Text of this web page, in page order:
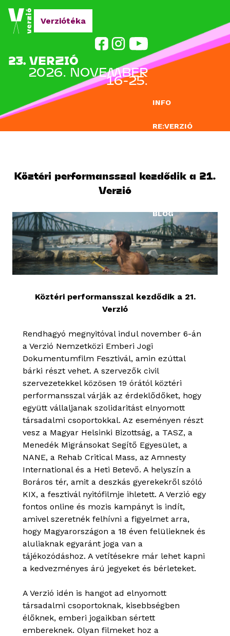
Jump to navigation
INFO
RE:VERZIÓ
DOCLAB
BLOG
23. VERZIÓ
2026. NOVEMBER
16-25.
Verziótéka
Köztéri performansszal kezdődik a 21.
Verzió
Köztéri performansszal kezdődik a 21.
Verzió
Rendhagyó megnyitóval indul november 6-án
a Verzió Nemzetközi Emberi Jogi
Dokumentumfilm Fesztivál, amin ezúttal
bárki részt vehet. A szervezők civil
szervezetekkel közösen 19 órától köztéri
performansszal várják az érdeklődőket, hogy
együtt vállaljanak szolidaritást elnyomott
társadalmi csoportokkal. Az eseményen részt
vesz a Magyar Helsinki Bizottság, a TASZ, a
Menedék Migránsokat Segítő Egyesület, a
NANE, a Rehab Critical Mass, az Amnesty
International és a Heti Betevő. A helyszín a
Boráros tér, amit a deszkás gyerekekről szóló
KIX, a fesztivál nyitófilmje ihletett. A Verzió egy
fontos online és mozis kampányt is indít,
amivel szeretnék felhívni a figyelmet arra,
hogy Magyarországon a 18 éven felülieknek és
aluliaknak egyaránt joga van a
tájékozódáshoz. A vetítésekre már lehet kapni
a kedvezményes árú jegyeket és bérleteket.
A Verzió idén is hangot ad elnyomott
társadalmi csoportoknak, kisebbségben
élőknek, emberi jogaikban sértett
embereknek. Olyan filmeket hoz a